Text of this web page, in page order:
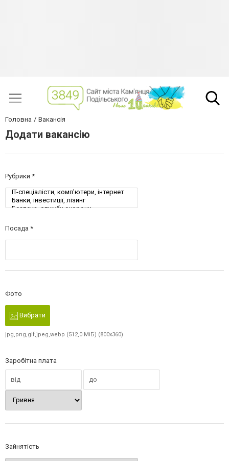
Головна Вакансія
Додати вакансію
Рубрики
Посада
Фото
Вибрати
jpg,png,gif,jpeg,webp (512,0 МіБ) (800x360)
Заробітна плата
Зайнятість